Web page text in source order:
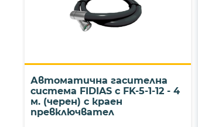
Автоматична гасителна
система FIDIAS с FK-5-1-12 - 4
м. (черен) с краен
превключвател